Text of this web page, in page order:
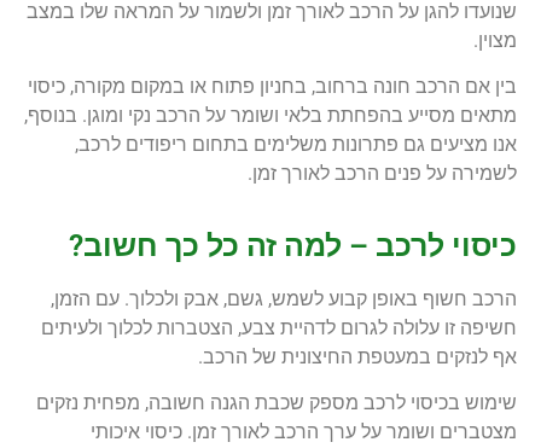
שנועדו להגן על הרכב לאורך זמן ולשמור על המראה שלו במצב
מצוין.
בין אם הרכב חונה ברחוב, בחניון פתוח או במקום מקורה, כיסוי
מתאים מסייע בהפחתת בלאי ושומר על הרכב נקי ומוגן. בנוסף,
אנו מציעים גם פתרונות משלימים בתחום ריפודים לרכב,
לשמירה על פנים הרכב לאורך זמן.
כיסוי לרכב – למה זה כל כך חשוב?
הרכב חשוף באופן קבוע לשמש, גשם, אבק ולכלוך. עם הזמן,
חשיפה זו עלולה לגרום לדהיית צבע, הצטברות לכלוך ולעיתים
אף לנזקים במעטפת החיצונית של הרכב.
שימוש בכיסוי לרכב מספק שכבת הגנה חשובה, מפחית נזקים
מצטברים ושומר על ערך הרכב לאורך זמן. כיסוי איכותי